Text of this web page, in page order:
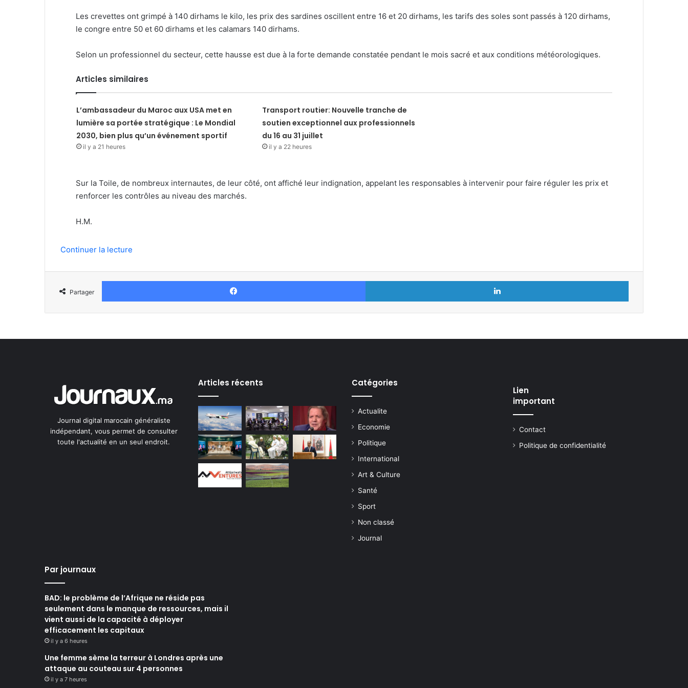
Les crevettes ont grimpé à 140 dirhams le kilo, les prix des sardines oscillent entre 16 et 20 dirhams, les tarifs des soles sont passés à 120 dirhams,
le congre entre 50 et 60 dirhams et les calamars 140 dirhams.
Selon un professionnel du secteur, cette hausse est due à la forte demande constatée pendant le mois sacré et aux conditions météorologiques.
Articles similaires
L’ambassadeur du Maroc aux USA met en
lumière sa portée stratégique : Le Mondial
2030, bien plus qu’un événement sportif
il y a 21 heures
Transport routier: Nouvelle tranche de
soutien exceptionnel aux professionnels
du 16 au 31 juillet
il y a 22 heures
Sur la Toile, de nombreux internautes, de leur côté, ont affiché leur indignation, appelant les responsables à intervenir pour faire réguler les prix et
renforcer les contrôles au niveau des marchés.
H.M.
Continuer la lecture
Partager
Facebook Linkedin
Journal digital marocain généraliste
indépendant, vous permet de consulter
toute l'actualité en un seul endroit.
Articles récents Catégories
Actualite
Economie
Politique
International
Art & Culture
Santé
Sport
Non classé
Journal
Lien
important
Contact
Politique de confidentialité
Par journaux
BAD: le problème de l’Afrique ne réside pas
seulement dans le manque de ressources, mais il
vient aussi de la capacité à déployer
efficacement les capitaux
il y a 6 heures
Une femme sème la terreur à Londres après une
attaque au couteau sur 4 personnes
il y a 7 heures